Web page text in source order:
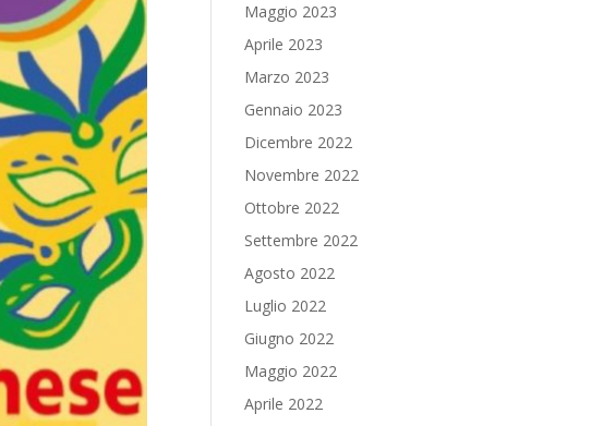
Maggio 2023
Aprile 2023
Marzo 2023
Gennaio 2023
Dicembre 2022
Novembre 2022
Ottobre 2022
Settembre 2022
Agosto 2022
Luglio 2022
Giugno 2022
Maggio 2022
Aprile 2022